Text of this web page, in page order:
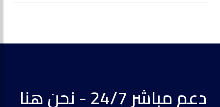
دعم مباشر 24/7 - نحن هنا